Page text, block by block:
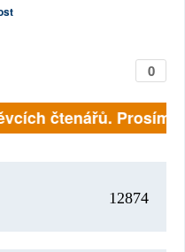
0
čtenářů. Prosíme,
12874